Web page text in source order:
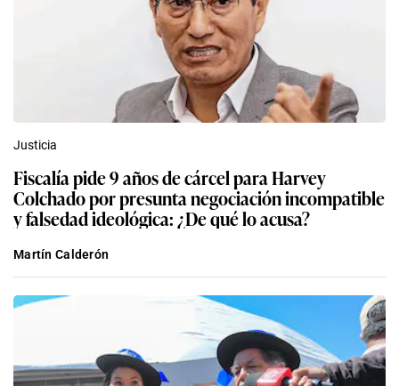
Justicia
Fiscalía pide 9 años de cárcel para Harvey
Colchado por presunta negociación incompatible
y falsedad ideológica: ¿De qué lo acusa?
Martín Calderón